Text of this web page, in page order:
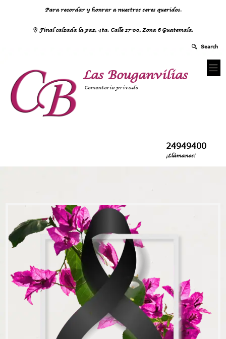
Para recordar y honrar a nuestros seres queridos.
Final calzada la paz, 4ta. Calle 27-00, Zona 6 Guatemala.
Las Bouganvilias
Cementerio privado
24949400
¡Llámanos!